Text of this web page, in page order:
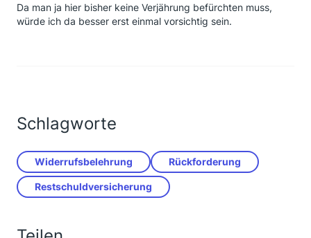
Da man ja hier bisher keine Verjährung befürchten muss,
würde ich da besser erst einmal vorsichtig sein.
Schlagworte
Widerrufsbelehrung Rückforderung
Restschuldversicherung